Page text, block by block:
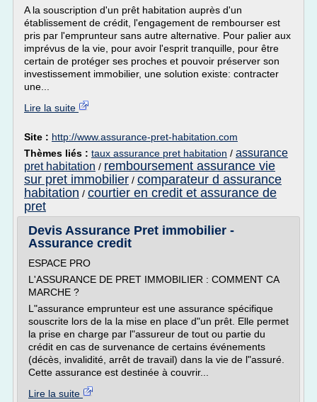
A la souscription d'un prêt habitation auprès d'un
établissement de crédit, l'engagement de rembourser est
pris par l'emprunteur sans autre alternative. Pour palier aux
imprévus de la vie, pour avoir l'esprit tranquille, pour être
certain de protéger ses proches et pouvoir préserver son
investissement immobilier, une solution existe: contracter
une...
Lire la suite
Site : http://www.assurance-pret-habitation.com
Thèmes liés : taux assurance pret habitation / assurance
pret habitation / remboursement assurance vie
sur pret immobilier / comparateur d assurance
habitation / courtier en credit et assurance de
pret
Devis Assurance Pret immobilier -
Assurance credit
ESPACE PRO
L'ASSURANCE DE PRET IMMOBILIER : COMMENT CA
MARCHE ?
L"assurance emprunteur est une assurance spécifique
souscrite lors de la la mise en place d"un prêt. Elle permet
la prise en charge par l"assureur de tout ou partie du
crédit en cas de survenance de certains événements
(décès, invalidité, arrêt de travail) dans la vie de l"assuré.
Cette assurance est destinée à couvrir...
Lire la suite